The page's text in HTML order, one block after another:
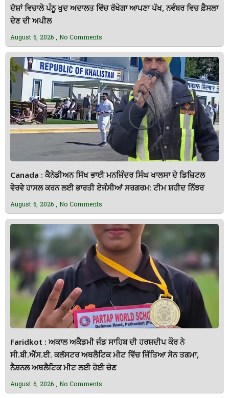
ਦੋਸ਼ਾਂ ਵਿਚਾਲੇ ਪੰਨੂ ਖੁਦ ਅਦਾਲਤ ਵਿੱਚ ਰੱਖੇਗਾ ਆਪਣਾ ਪੱਖ, ਨਵੰਬਰ ਵਿਚ ਫ਼ੈਸਲਾ
ਦੇਣ ਦੀ ਅਪੀਲ
August 6, 2026 No Comments
Canada : ਕੈਨੇਡੀਅਨ ਸਿੱਖ ਭਾਈ ਮਨਜਿੰਦਰ ਸਿੰਘ ਖਾਲਸਾ ਦੇ ਡਿਜ਼ਿਟਲ
ਵੇਰਵੇ ਹਾਸਲ ਕਰਨ ਲਈ ਭਾਰਤੀ ਏਜੰਸੀਆਂ ਸਰਗਰਮ: ਟੀਮ ਸ਼ਹੀਦ ਨਿੱਝਰ
August 6, 2026 No Comments
Faridkot : ਅਕਾਲ ਅਕੈਡਮੀ ਜੰਡ ਸਾਹਿਬ ਦੀ ਹਰਸ਼ਦੀਪ ਕੌਰ ਨੇ
ਸੀ.ਬੀ.ਐੱਸ.ਈ. ਕਲੱਸਟਰ ਅਥਲੈਟਿਕ ਮੀਟ ਵਿੱਚ ਜਿੱਤਿਆ ਸੋਨ ਤਗਮਾ,
ਨੈਸ਼ਨਲ ਅਥਲੈਟਿਕ ਮੀਟ ਲਈ ਹੋਈ ਚੋਣ
August 6, 2026 No Comments